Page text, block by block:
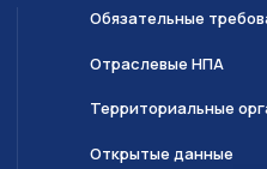
Обязательные
Отраслевые НПА
Территориальные
Открытые данные